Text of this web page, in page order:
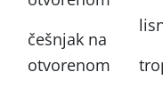
češnjak na
otvorenom